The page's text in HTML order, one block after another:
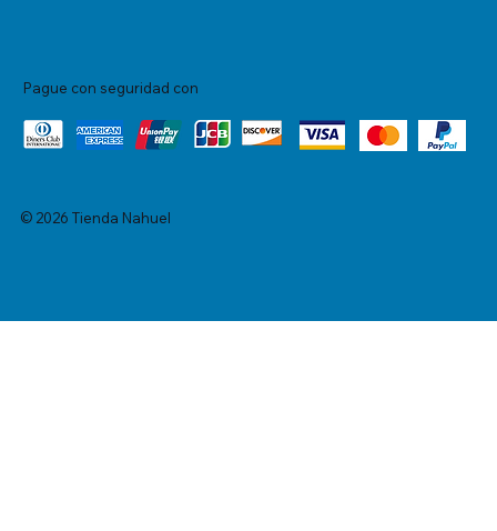
Pague con seguridad con
© 2026 Tienda Nahuel